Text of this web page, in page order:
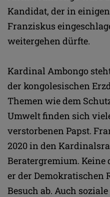
Kandidat, der in
Franziskus
weitergehen dürfte.
Kardinal Ambongo
der kongolesischen
Themen wie dem
Umwelt finden sich
verstorbenen Papst.
2020 in den
Beratergremium. Keine
er der Demokratischen
Besuch ab. Auch